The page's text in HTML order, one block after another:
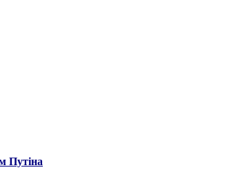
Путіна